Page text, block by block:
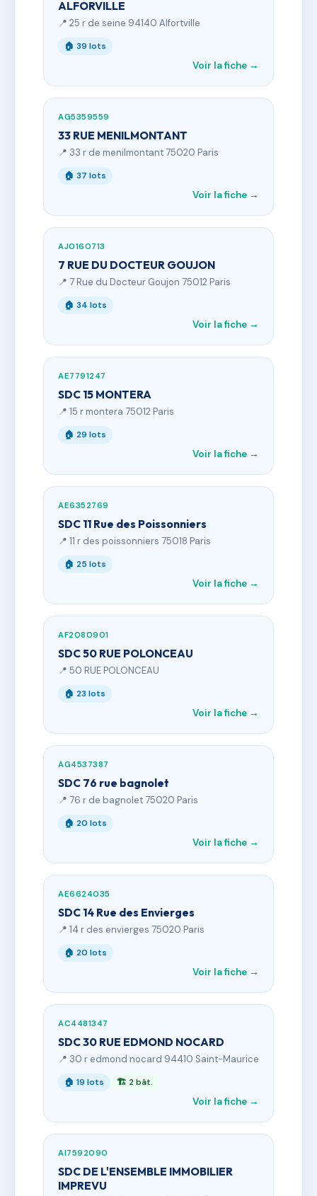
ALFORVILLE
📍 25 r de seine 94140 Alfortville
🏠 39 lots
Voir la fiche →
AG5359559
33 RUE MENILMONTANT
📍 33 r de menilmontant 75020 Paris
🏠 37 lots
Voir la fiche →
AJ0160713
7 RUE DU DOCTEUR GOUJON
📍 7 Rue du Docteur Goujon 75012 Paris
🏠 34 lots
Voir la fiche →
AE7791247
SDC 15 MONTERA
📍 15 r montera 75012 Paris
🏠 29 lots
Voir la fiche →
AE6352769
SDC 11 Rue des Poissonniers
📍 11 r des poissonniers 75018 Paris
🏠 25 lots
Voir la fiche →
AF2080901
SDC 50 RUE POLONCEAU
📍 50 RUE POLONCEAU
🏠 23 lots
Voir la fiche →
AG4537387
SDC 76 rue bagnolet
📍 76 r de bagnolet 75020 Paris
🏠 20 lots
Voir la fiche →
AE6624035
SDC 14 Rue des Envierges
📍 14 r des envierges 75020 Paris
🏠 20 lots
Voir la fiche →
AC4481347
SDC 30 RUE EDMOND NOCARD
📍 30 r edmond nocard 94410 Saint-Maurice
🏠 19 lots 🏗 2 bât.
Voir la fiche →
AI7592090
SDC DE L'ENSEMBLE IMMOBILIER
IMPREVU